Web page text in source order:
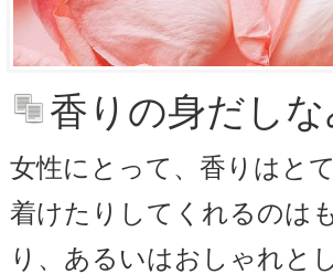
香りの身だし
女性にとって、香りはと
着けたりしてくれるのは
り、あるいはおしゃれと